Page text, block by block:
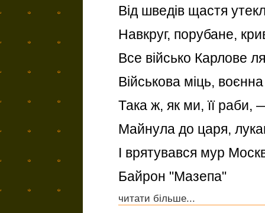
Від шведів щастя
Навкруг, порубане,
Все військо Карлове
Військова міць,
Така ж, як ми, її раби,
Майнула до царя,
І врятувався мур
Байрон "Мазепа"
читати більше...